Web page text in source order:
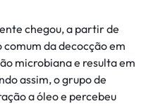
chegou, a partir de
comum da decocção em
microbiana e resulta em
assim, o grupo de
a óleo e percebeu